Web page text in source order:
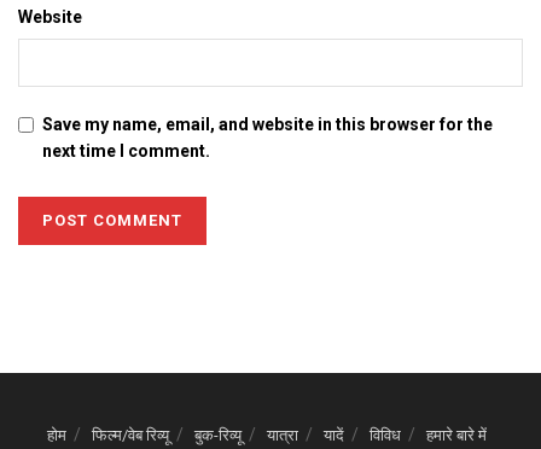
Website
Save my name, email, and website in this browser for the
next time I comment.
होम फिल्म/वेब रिव्यू बुक-रिव्यू यात्रा यादें विविध हमारे बारे में